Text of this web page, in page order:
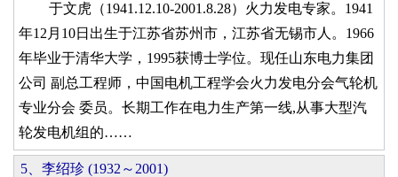
于文虎（1941.12.10-2001.8.28）火力发电专家。1941
年12月10日出生于江苏省苏州市，江苏省无锡市人。1966
年毕业于清华大学，1995获博士学位。现任山东电力集团
公司 副总工程师，中国电机工程学会火力发电分会气轮机
专业分会 委员。长期工作在电力生产第一线,从事大型汽
轮发电机组的……
5、李绍珍 (1932～2001)